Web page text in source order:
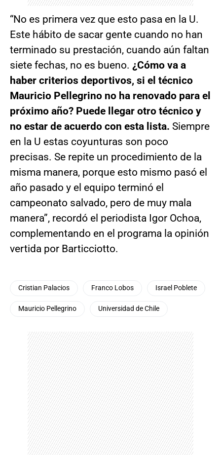
“No es primera vez que esto pasa en la U.
Este hábito de sacar gente cuando no han
terminado su prestación, cuando aún faltan
siete fechas, no es bueno. ¿Cómo va a
haber criterios deportivos, si el técnico
Mauricio Pellegrino no ha renovado para el
próximo año? Puede llegar otro técnico y
no estar de acuerdo con esta lista. Siempre
en la U estas coyunturas son poco
precisas. Se repite un procedimiento de la
misma manera, porque esto mismo pasó el
año pasado y el equipo terminó el
campeonato salvado, pero de muy mala
manera”, recordó el periodista Igor Ochoa,
complementando en el programa la opinión
vertida por Barticciotto.
Cristian Palacios Franco Lobos Israel Poblete
Mauricio Pellegrino Universidad de Chile